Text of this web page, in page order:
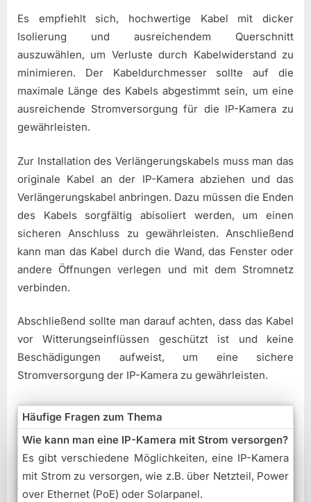
Es empfiehlt sich, hochwertige Kabel mit dicker
Isolierung und ausreichendem Querschnitt
auszuwählen, um Verluste durch Kabelwiderstand zu
minimieren. Der Kabeldurchmesser sollte auf die
maximale Länge des Kabels abgestimmt sein, um eine
ausreichende Stromversorgung für die IP-Kamera zu
gewährleisten.
Zur Installation des Verlängerungskabels muss man das
originale Kabel an der IP-Kamera abziehen und das
Verlängerungskabel anbringen. Dazu müssen die Enden
des Kabels sorgfältig abisoliert werden, um einen
sicheren Anschluss zu gewährleisten. Anschließend
kann man das Kabel durch die Wand, das Fenster oder
andere Öffnungen verlegen und mit dem Stromnetz
verbinden.
Abschließend sollte man darauf achten, dass das Kabel
vor Witterungseinflüssen geschützt ist und keine
Beschädigungen aufweist, um eine sichere
Stromversorgung der IP-Kamera zu gewährleisten.
Häufige Fragen zum Thema
Wie kann man eine IP-Kamera mit Strom versorgen?
Es gibt verschiedene Möglichkeiten, eine IP-Kamera
mit Strom zu versorgen, wie z.B. über Netzteil, Power
over Ethernet (PoE) oder Solarpanel.